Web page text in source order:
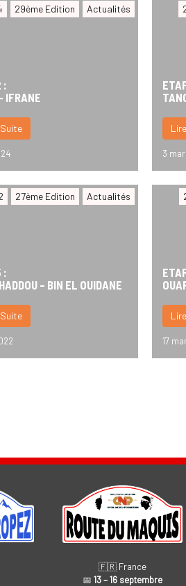
29ème Edition Actualités
:
IFRANE
3
27ème Edition Actualités
:
– BIN EL OUIDANE
17
🇫🇷 France
📅13 – 16 septembre